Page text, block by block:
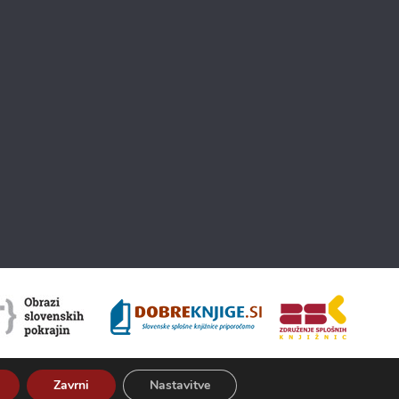
O Kamri Pogoji uporabe Izjava o dostopnosti
Zavrni Nastavitve